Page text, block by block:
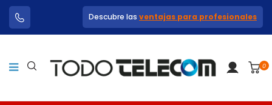
Descubre las ventajas para profesionales
0